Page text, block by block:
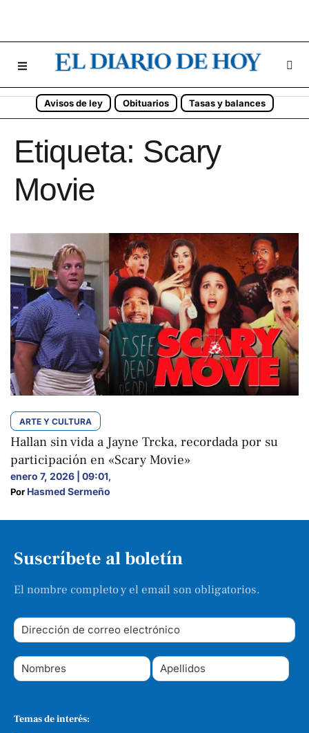
Avisos de ley Obituarios Tasas y balances
Etiqueta: Scary
Movie
ARTE Y CULTURA
Hallan sin vida a Jayne Trcka, recordada por su
participación en «Scary Movie»
enero 7, 2026 | 09:01,
Por Hasmed Sermeño
Suscríbete al boletín
El nombre completo y el email son obligatorios.
Temas de interés: